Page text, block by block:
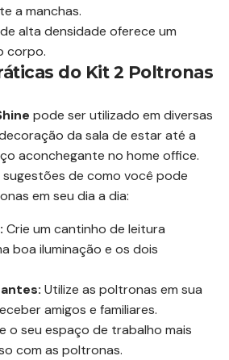
a manchas.
alta densidade oferece um
corpo.
do Kit 2 Poltronas
pode ser utilizado em diversas
da sala de estar até a
aconchegante no home office.
de como você pode
em seu dia a dia:
Crie um cantinho de leitura
boa iluminação e os dois
Utilize as poltronas em sua
amigos e familiares.
o seu espaço de trabalho mais
com as poltronas.